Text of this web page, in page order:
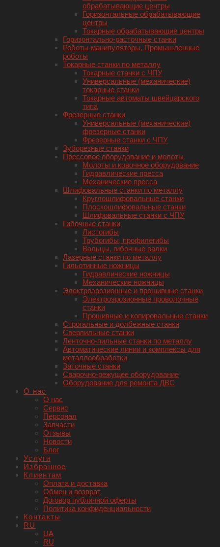
обрабатывающие центры
Горизонтальные обрабатывающие
центры
Токарные обрабатывающие центры
Горизонтально-расточные станки
Роботы-манипуляторы, Промышленные
роботы
Токарные станки по металлу
Токарные станки с ЧПУ
Универсальные (механические)
токарные станки
Токарные автоматы швейцарского
типа
Фрезерные станки
Универсальные (механические)
фрезерные станки
Фрезерные станки с ЧПУ
Зуборезные станки
Прессовое оборудование и молоты
Молоты и ковочное оборудование
Гидравлические пресса
Механические пресса
Шлифовальные станки по металлу
Круглошлифовальные станки
Плоскошлифовальные станки
Шлифовальные станки с ЧПУ
Гибочные станки
Листогибы
Трубогибы, профилегибы
Вальцы, гибочные валки
Лазерные станки по металлу
Гильотинные ножницы
Гидравлические ножницы
Механические ножницы
Электроэрозионные и прошивные станки
Электроэрозионные проволочные
станки
Прошивные и копировальные станки
Строгальные и долбежные станки
Сверлильные станки
Ленточно-пильные станки по металлу
Автоматические линии и комплексы для
металлообработки
Заточные станки
Сварочно-режущее оборудование
Оборудование для ремонта ДВС
О нас
О нас
Сервис
Персонал
Запчасти
Отзывы
Новости
Блог
Услуги
Избранное
Клиентам
Оплата и доставка
Обмен и возврат
Договор публичной оферты
Политика конфиденциальности
Контакты
RU
UA
RU